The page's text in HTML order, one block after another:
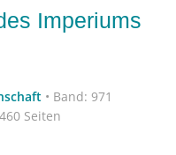
Imperiums
• Band: 971
Seiten